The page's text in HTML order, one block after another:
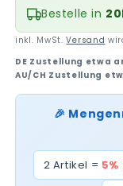
Bestelle in
inkl. MwSt.Versand
DE Zustellung etwa
AU/CH Zustellung
🎉
2 Artikel =